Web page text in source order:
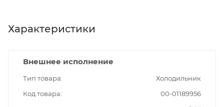
Характеристики
Внешнее исполнение
Тип товара
Холодильник
Код товара
00-01189956